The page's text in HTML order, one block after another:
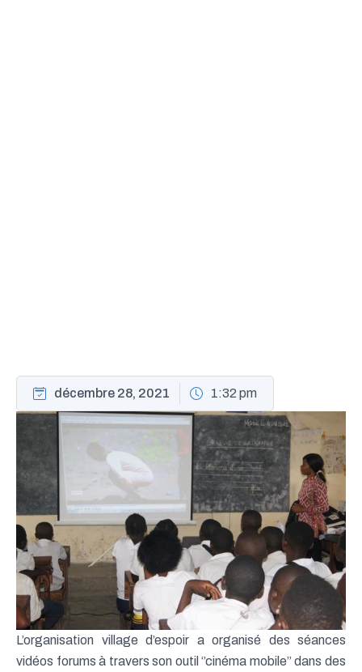
décembre 28, 2021 1:32 pm
L’organisation village d’espoir a organisé des séances
vidéos forums à travers son outil ‘’cinéma mobile’’ dans des